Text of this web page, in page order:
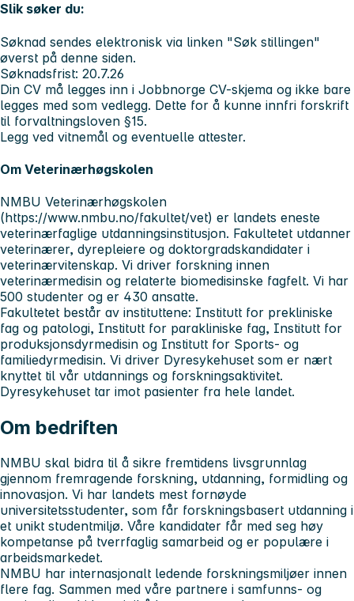
Slik søker du:
Søknad sendes elektronisk via linken "Søk stillingen"
øverst på denne siden.
Søknadsfrist: 20.7.26
Din CV må legges inn i Jobbnorge CV-skjema og ikke bare
legges med som vedlegg. Dette for å kunne innfri forskrift
til forvaltningsloven §15.
Legg ved vitnemål og eventuelle attester.
Om Veterinærhøgskolen
NMBU Veterinærhøgskolen
(https://www.nmbu.no/fakultet/vet) er landets eneste
veterinærfaglige utdanningsinstitusjon. Fakultetet utdanner
veterinærer, dyrepleiere og doktorgradskandidater i
veterinærvitenskap. Vi driver forskning innen
veterinærmedisin og relaterte biomedisinske fagfelt. Vi har
500 studenter og er 430 ansatte.
Fakultetet består av instituttene: Institutt for prekliniske
fag og patologi, Institutt for parakliniske fag, Institutt for
produksjonsdyrmedisin og Institutt for Sports- og
familiedyrmedisin. Vi driver Dyresykehuset som er nært
knyttet til vår utdannings og forskningsaktivitet.
Dyresykehuset tar imot pasienter fra hele landet.
Om bedriften
NMBU skal bidra til å sikre fremtidens livsgrunnlag
gjennom fremragende forskning, utdanning, formidling og
innovasjon. Vi har landets mest fornøyde
universitetsstudenter, som får forskningsbasert utdanning i
et unikt studentmiljø. Våre kandidater får med seg høy
kompetanse på tverrfaglig samarbeid og er populære i
arbeidsmarkedet.
NMBU har internasjonalt ledende forskningsmiljøer innen
flere fag. Sammen med våre partnere i samfunns- og